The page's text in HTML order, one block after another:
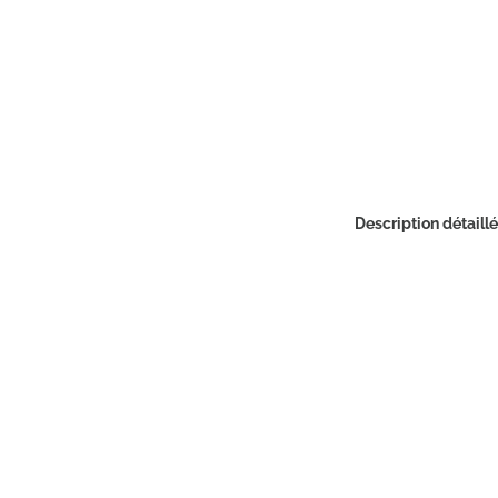
Description